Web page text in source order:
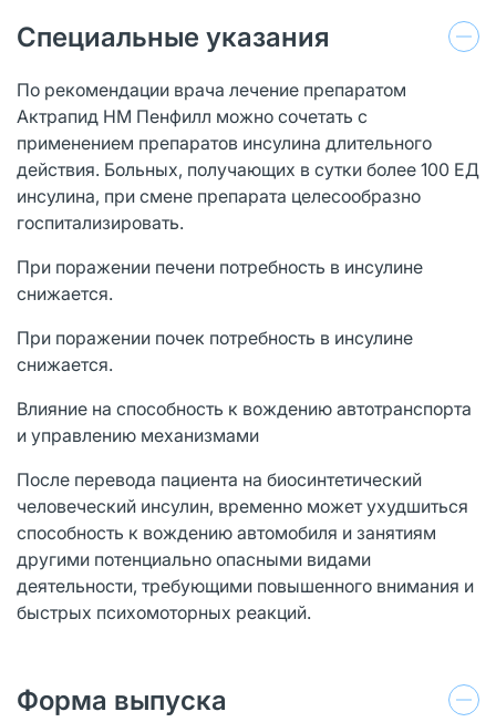
Специальные указания
По рекомендации врача лечение препаратом
Актрапид НМ Пенфилл можно сочетать с
применением препаратов инсулина длительного
действия. Больных, получающих в сутки более 100 ЕД
инсулина, при смене препарата целесообразно
госпитализировать.
При поражении печени потребность в инсулине
снижается.
При поражении почек потребность в инсулине
снижается.
Влияние на способность к вождению автотранспорта
и управлению механизмами
После перевода пациента на биосинтетический
человеческий инсулин, временно может ухудшиться
способность к вождению автомобиля и занятиям
другими потенциально опасными видами
деятельности, требующими повышенного внимания и
быстрых психомоторных реакций.
Форма выпуска